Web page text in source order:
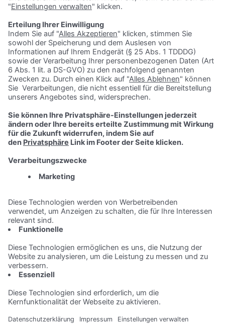
Ochsenfurt! Als Technikbegeisterter möchtest du dich im Bereich
Maschinenbau weiterbilden und suchst nach einer passenden
Ausbildung in Ochsenfurt? Dann bist du bei uns genau richtig!
Hier findest du eineÜbersicht von unseren Ausbildungen . Als
weltweiter Auftragsfertiger für Anlagen-, Apparate- und
Maschinenbau haben wir uns auf die Bereiche Schweißen,
Zerspanung, Lackieren, Montage und Projektmanagement
spezialisiert. Bewirb Dich noch heute mit wenigen Klicks online für
Deine Ausbildung & Praktikum! Mehr Informationen findest Du
Impressum
Datenschutz
Mediadaten
Kontakt